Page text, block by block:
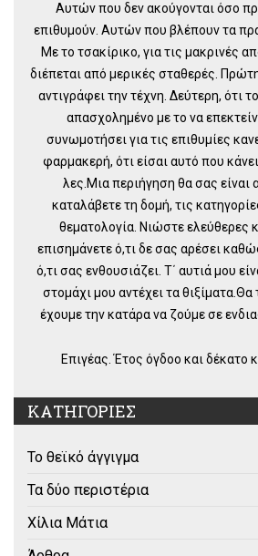
Αυτών που δεν ακούγονται όσο
επιθυμούν. Αυτών που βλέπουν τα
Με το τσακίρικο, για τις μακρινές
διέπεται από μερικές σταθερές.
αντιγράφει την τέχνη. Δεύτερη, ότι
απασχολημένο με το να
συνωμοτήσει για τις επιθυμίες
φαρμακερή, ότι είσαι αυτό που
λες.Μια περιήγηση θα σας είναι
καταλάβετε τη δομή, τις
θεματολογία. Νιώστε ελεύθερες
επισημάνετε ό,τι δε σας αρέσει
ό,τι σας ενθουσιάζει. Τ΄ αυτιά μου
στομάχι μου αντέχει τα
έχουμε την κατάρα να ζούμε σε
Επιγέας. Έτος όγδοο και δέκατο
ΚΑΤΗΓΟΡΙΕΣ
Το θεϊκό άγγιγμα
Τα δύο περιστέρια
Χίλια Μάτια